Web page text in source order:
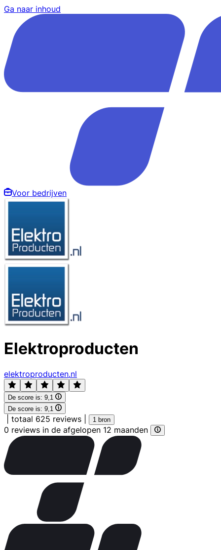
Ga naar inhoud
Voor bedrijven
Elektroproducten
elektroproducten.nl
De score is: 9,1
De score is: 9,1
totaal 625 reviews 1 bron
0 reviews in de afgelopen 12 maanden